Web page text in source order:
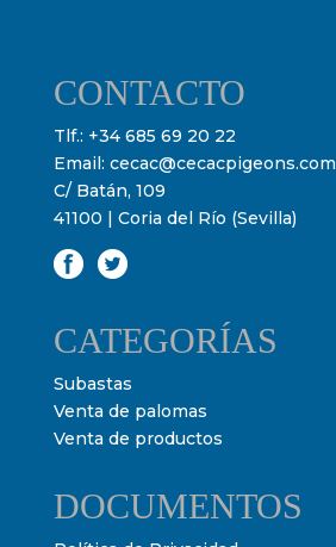
CONTACTO
Tlf.: +34 685 69 20 22
Email: cecac@cecacpigeons.com
C/ Batán, 109
41100 | Coria del Río (Sevilla)
CATEGORÍAS
Subastas
Venta de palomas
Venta de productos
DOCUMENTOS